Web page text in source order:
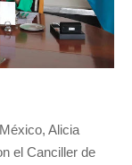
Alicia
el Canciller de